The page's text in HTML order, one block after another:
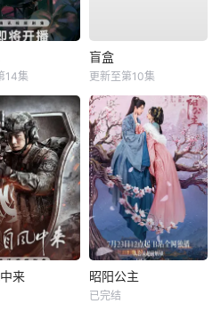
14集
盲盒
更新至第10集
来 昭阳公主
已完结